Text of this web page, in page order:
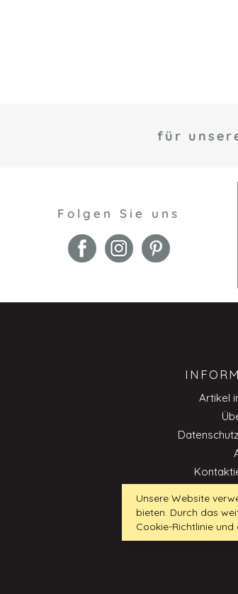
für
Folgen Sie uns
Artikel
Unsere Website
bieten. Durch das
Cookie-Richtlinie